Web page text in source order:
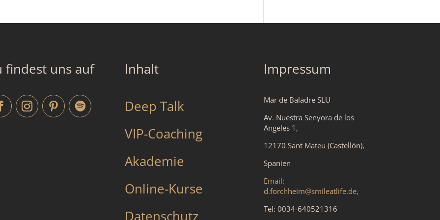
findest uns auf Inhalt
Deep Talk
VIP-Coaching
Akademie
Online-Kurse
Datenschutz
Impressum
Mar de Baladre SLU
Av. Nuestra Senyora de los
Angeles 1,
12170 Sant Mateu (Castellón),
Spanien
Email:
d.forchheim@smileatlife.de,
Tel: 0034-640521316